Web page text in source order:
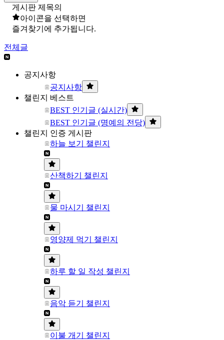
게시판 제목의
아이콘을 선택하면
즐겨찾기에 추가됩니다.
전체글
공지사항
공지사항
챌린지 베스트
BEST 인기글 (실시간)
BEST 인기글 (명예의 전당)
챌린지 인증 게시판
하늘 보기 챌린지
산책하기 챌린지
물 마시기 챌린지
영양제 먹기 챌린지
하루 할 일 작성 챌린지
음악 듣기 챌린지
이불 개기 챌린지